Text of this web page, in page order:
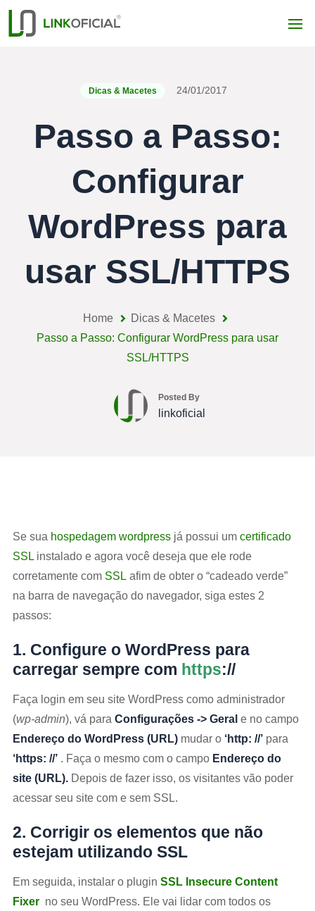
Dicas & Macetes 24/01/2017
Passo a Passo:
Configurar
WordPress para
usar SSL/HTTPS
Home
Dicas & Macetes
Passo a Passo: Configurar WordPress para usar
SSL/HTTPS
Posted By
linkoficial
Se sua hospedagem wordpress já possui um certificado
SSL instalado e agora você deseja que ele rode
corretamente com SSL afim de obter o “cadeado verde”
na barra de navegação do navegador, siga estes 2
passos:
1. Configure o WordPress para
carregar sempre com https://
Faça login em seu site WordPress como administrador
(wp-admin), vá para Configurações -> Geral e no campo
Endereço do WordPress (URL) mudar o ‘http: //’ para
‘https: //’ . Faça o mesmo com o campo Endereço do
site (URL). Depois de fazer isso, os visitantes vão poder
acessar seu site com e sem SSL.
2. Corrigir os elementos que não
estejam utilizando SSL
Em seguida, instalar o plugin SSL Insecure Content
Fixer no seu WordPress. Ele vai lidar com todos os